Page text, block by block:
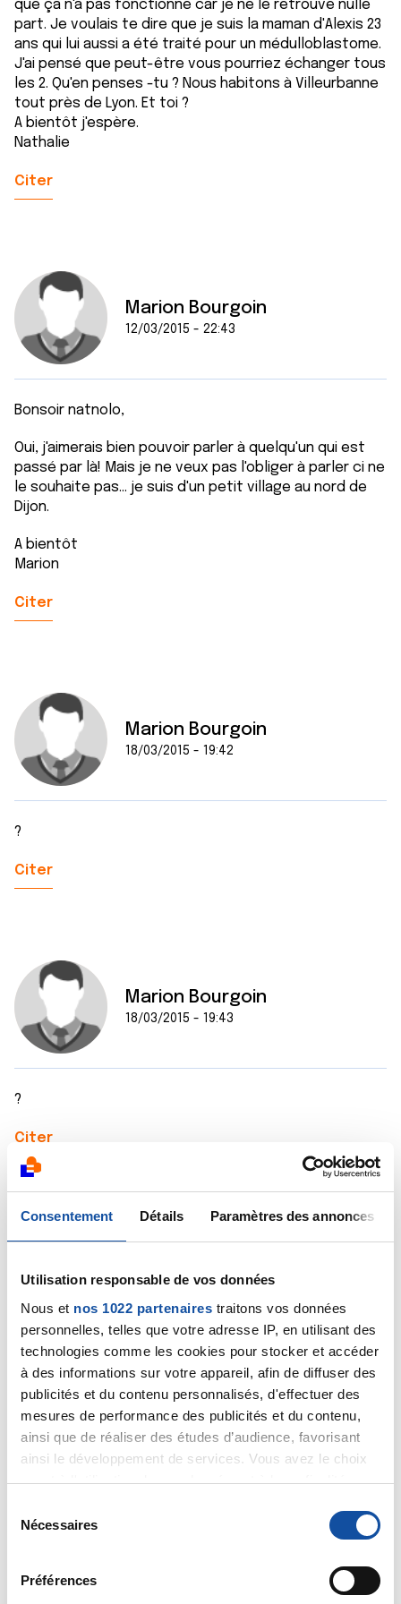
Consentement Détails Paramètres des annonces
Utilisation responsable de vos données
Nous et nos 1022 partenaires traitons vos données
personnelles, telles que votre adresse IP, en utilisant des
technologies comme les cookies pour stocker et accéder
à des informations sur votre appareil, afin de diffuser des
publicités et du contenu personnalisés, d'effectuer des
mesures de performance des publicités et du contenu,
ainsi que de réaliser des études d’audience, favorisant
ainsi le développement de services. Vous avez le choix
quant à l'utilisation de vos données et à leurs finalités.
tout moment en consultant la Déclaration relative aux
cookies ou en cliquant sur l'icône de confidentialité.
Si vous le permettez, nous aimerions également :
Nécessaires
Préférences
que ça n'a pas fonctionné car je ne le retrouve nulle
part. Je voulais te dire que je suis la maman d'Alexis 23
ans qui lui aussi a été traité pour un médulloblastome.
J'ai pensé que peut-être vous pourriez échanger tous
les 2. Qu'en penses -tu ? Nous habitons à Villeurbanne
tout près de Lyon. Et toi ?
A bientôt j'espère.
Nathalie
Citer
Marion Bourgoin
12/03/2015 - 22:43
Bonsoir natnolo,
Oui, j'aimerais bien pouvoir parler à quelqu'un qui est
passé par là! Mais je ne veux pas l'obliger à parler ci ne
le souhaite pas... je suis d'un petit village au nord de
Dijon.
A bientôt
Marion
Citer
Marion Bourgoin
18/03/2015 - 19:42
?
Citer
Marion Bourgoin
18/03/2015 - 19:43
?
Citer
25/03/2015 - 22:38
Bonjour Marion
Tu peux échanger avec mon fils. Je te donne mon
adresse mail si tu m'envoies un mail je te répondrai et
je te donnerai l'adresse d'Alexis.
Citer